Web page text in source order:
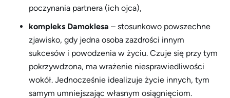
poczynania partnera (ich ojca),
kompleks Damoklesa – stosunkowo powszechne
zjawisko, gdy jedna osoba zazdrości innym
sukcesów i powodzenia w życiu. Czuje się przy tym
pokrzywdzona, ma wrażenie niesprawiedliwości
wokół. Jednocześnie idealizuje życie innych, tym
samym umniejszając własnym osiągnięciom.